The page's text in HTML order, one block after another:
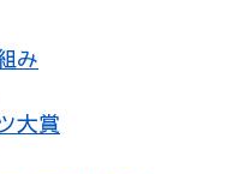
み
大賞